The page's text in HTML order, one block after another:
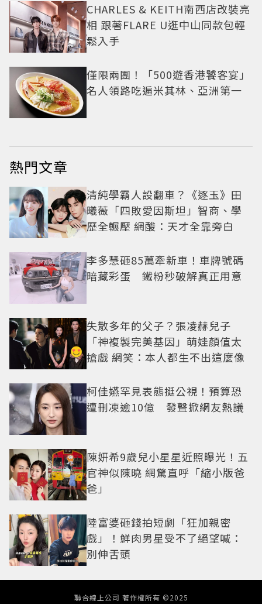
CHARLES & KEITH南西店改裝亮
相 跟著FLARE U逛中山同款包輕
鬆入手
僅限兩團！「500遊香港饕客宴」
名人領路吃遍米其林、亞洲第一
熱門文章
清純學霸人設翻車？《逐玉》田
曦薇「四敗愛因斯坦」智商、學
歷全輾壓 網酸：天才全靠旁白
李多慧砸85萬牽新車！車牌號碼
暗藏彩蛋 鐵粉秒破解真正用意
失散多年的父子？張凌赫兒子
「神複製完美基因」萌娃顏值太
搶戲 網笑：本人都生不出這麼像
柯佳嬿罕見表態挺公視！預算恐
遭刪凍逾10億 發聲掀網友熱議
陳妍希9歲兒小星星近照曝光！五
官神似陳曉 網驚直呼「縮小版爸
爸」
陸富婆砸錢拍短劇「狂加親密
戲」！鮮肉男星受不了絕望喊：
別伸舌頭
聯合線上公司 著作權所有 ©2025